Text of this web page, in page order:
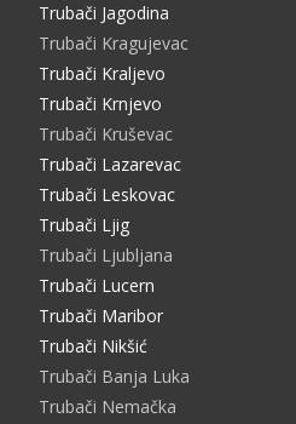
Trubači Jagodina
Trubači Kragujevac
Trubači Kraljevo
Trubači Krnjevo
Trubači Kruševac
Trubači Lazarevac
Trubači Leskovac
Trubači Ljig
Trubači Ljubljana
Trubači Lucern
Trubači Maribor
Trubači Nikšić
Trubači Banja Luka
Trubači Nemačka